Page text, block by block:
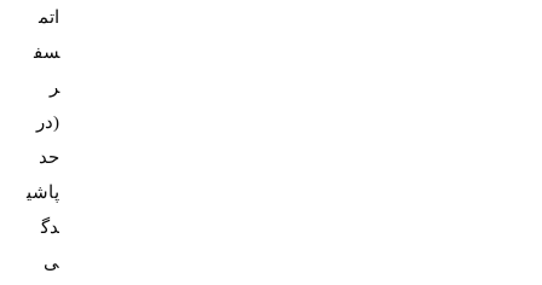
اتم
سف
ر
(در
حد
پاشی
دگ
ی